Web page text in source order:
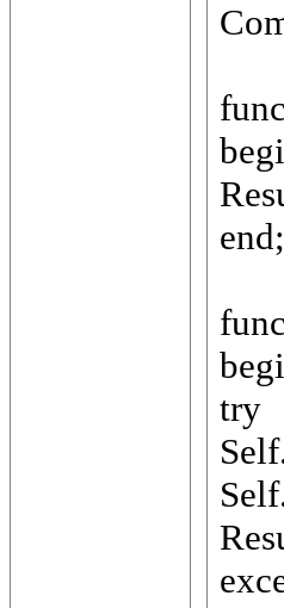
end;
try